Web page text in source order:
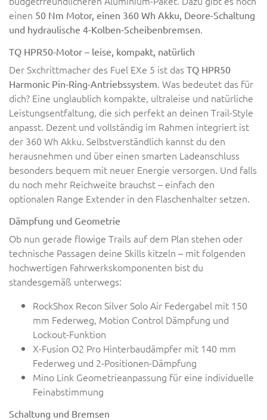
einen 50 Nm Motor, einen 360 Wh Akku, Deore-Schaltung
und hydraulische 4-Kolben-Scheibenbremsen.
TQ HPR50-Motor – leise, kompakt, natürlich
Der Sxchrittmacher des Fuel EXe 5 ist das TQ HPR50
Harmonic Pin-Ring-Antriebssystem. Was bedeutet das für
dich? Eine unglaublich kompakte, ultraleise und natürliche
Leistungsentfaltung, die sich perfekt an deinen Trail-Style
anpasst. Dezent und vollständig im Rahmen integriert ist
der 360 Wh Akku. Selbstverständlich kannst du den
herausnehmen und über einen smarten Ladeanschluss
besonders bequem mit neuer Energie versorgen. Und falls
du noch mehr Reichweite brauchst – einfach den
optionalen Range Extender in den Flaschenhalter setzen.
Dämpfung und Geometrie
Ob nun gerade flowige Trails auf dem Plan stehen oder
technische Passagen deine Skills kitzeln – mit folgenden
hochwertigen Fahrwerkskomponenten bist du
standesgemäß unterwegs:
RockShox Recon Silver Solo Air Federgabel mit 150
mm Federweg, Motion Control Dämpfung und
Lockout-Funktion
X-Fusion O2 Pro Hinterbaudämpfer mit 140 mm
Federweg und 2-Positionen-Dämpfung
Mino Link Geometrieanpassung für eine individuelle
Feinabstimmung
Schaltung und Bremsen